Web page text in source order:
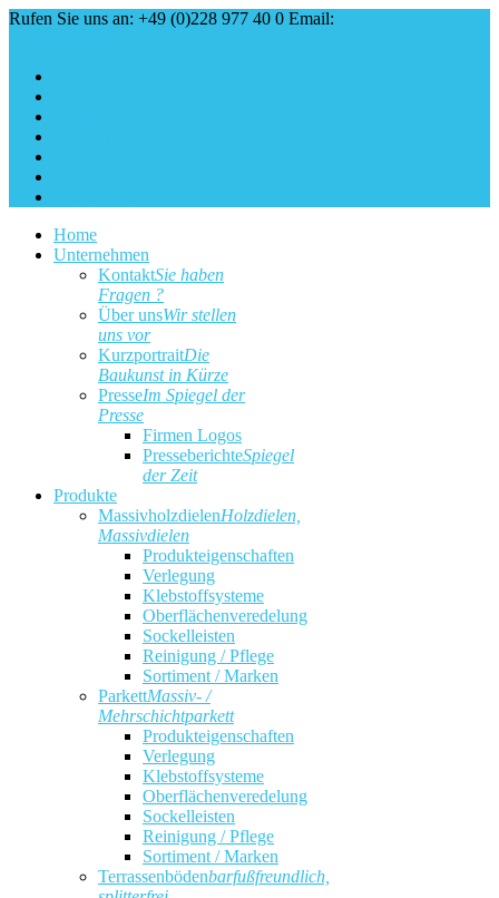
Rufen Sie uns an: +49 (0)228 977 40 0 Email:
Home
Unternehmen
KontaktSie haben
Fragen ?
Über unsWir stellen
uns vor
KurzportraitDie
Baukunst in Kürze
PresseIm Spiegel der
Presse
Firmen Logos
PresseberichteSpiegel
der Zeit
Produkte
MassivholzdielenHolzdielen,
Massivdielen
Produkteigenschaften
Verlegung
Klebstoffsysteme
Oberflächenveredelung
Sockelleisten
Reinigung / Pflege
Sortiment / Marken
ParkettMassiv- /
Mehrschichtparkett
Produkteigenschaften
Verlegung
Klebstoffsysteme
Oberflächenveredelung
Sockelleisten
Reinigung / Pflege
Sortiment / Marken
Terrassenbödenbarfußfreundlich,